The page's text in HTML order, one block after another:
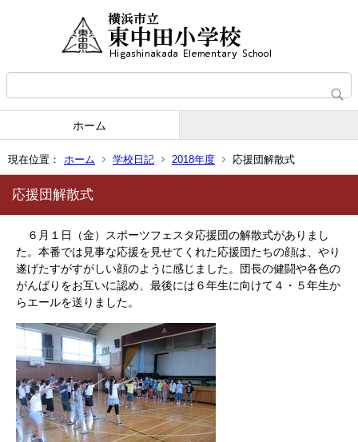
ホーム
現在位置： ホーム 学校日記 2018年度 応援団解散式
応援団解散式
６月１日（金）スポーツフェスタ応援団の解散式がありまし
た。本番では見事な応援を見せてくれた応援団たちの顔は、やり
遂げたすがすがしい顔のように感じました。団長の健闘や各色の
がんばりをお互いに認め、最後には６年生に向けて４・５年生か
らエールを送りました。